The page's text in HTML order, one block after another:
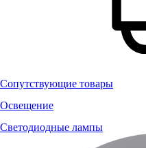
Сопутствующие товары
Освещение
Светодиодные лампы